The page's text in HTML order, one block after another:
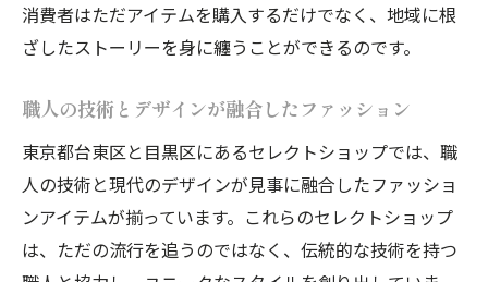
消費者はただアイテムを購入するだけでなく、地域に根
ざしたストーリーを身に纏うことができるのです。
職人の技術とデザインが融合したファッション
東京都台東区と目黒区にあるセレクトショップでは、職
人の技術と現代のデザインが見事に融合したファッショ
ンアイテムが揃っています。これらのセレクトショップ
は、ただの流行を追うのではなく、伝統的な技術を持つ